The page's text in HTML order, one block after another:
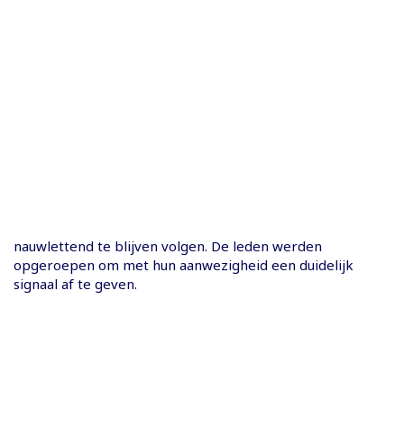
nauwlettend te blijven volgen. De leden werden
opgeroepen om met hun aanwezigheid een duidelijk
signaal af te geven.